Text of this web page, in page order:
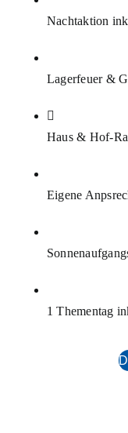
Nachtaktion
Lagerfeuer &
Haus & Hof-
Eigene
1 Thementag